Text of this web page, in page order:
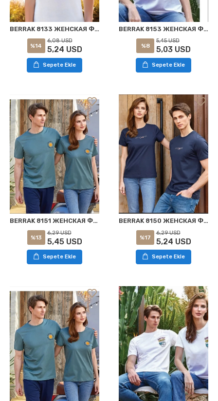
BERRAK 8133 ЖЕНСКАЯ ФУТБОЛКА БЕЛАЯ
%14
6,08 USD
5,24 USD
Sepete Ekle
BERRAK 8153 ЖЕНСКАЯ ФУТБОЛКА БЕЛАЯ
%8
5,45 USD
5,03 USD
Sepete Ekle
BERRAK 8151 ЖЕНСКАЯ ФУТБОЛКА ЗЕЛЕНАЯ
%13
6,29 USD
5,45 USD
Sepete Ekle
BERRAK 8150 ЖЕНСКАЯ ФУТБОЛКА ТЕМНО-СИНИЙ
%17
6,29 USD
5,24 USD
Sepete Ekle